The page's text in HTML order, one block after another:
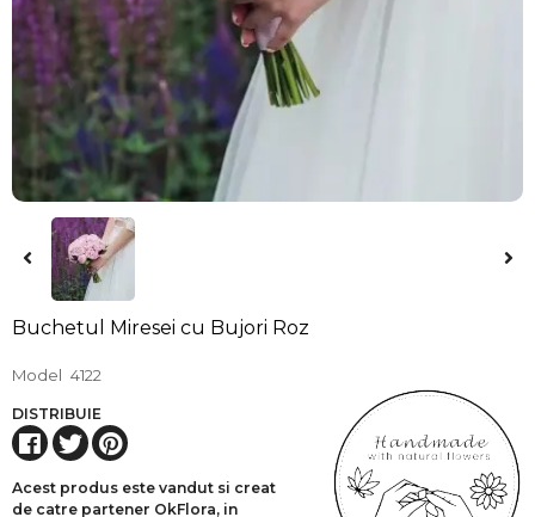
Buchetul Miresei cu Bujori Roz
Model 4122
DISTRIBUIE
Acest produs este vandut si creat
de catre partener OkFlora, in